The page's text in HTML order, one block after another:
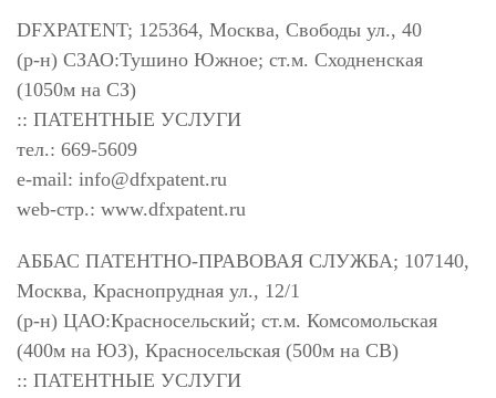
DFXPATENT; 125364, Москва, Свободы ул., 40
(р-н) СЗАО:Тушино Южное; ст.м. Сходненская
(1050м на СЗ)
:: ПАТЕНТНЫЕ УСЛУГИ
тел.: 669-5609
e-mail: info@dfxpatent.ru
web-стр.: www.dfxpatent.ru
АББАС ПАТЕНТНО-ПРАВОВАЯ СЛУЖБА; 107140,
Москва, Краснопрудная ул., 12/1
(р-н) ЦАО:Красносельский; ст.м. Комсомольская
(400м на ЮЗ), Красносельская (500м на СВ)
:: ПАТЕНТНЫЕ УСЛУГИ